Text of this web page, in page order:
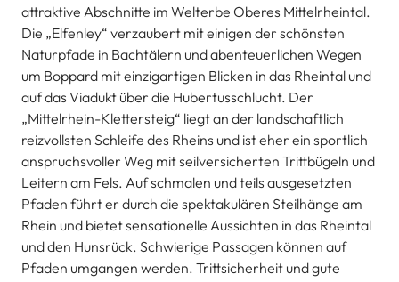
attraktive Abschnitte im Welterbe Oberes Mittelrheintal.
Die „Elfenley“ verzaubert mit einigen der schönsten
Naturpfade in Bachtälern und abenteuerlichen Wegen
um Boppard mit einzigartigen Blicken in das Rheintal und
auf das Viadukt über die Hubertusschlucht. Der
„Mittelrhein-Klettersteig“ liegt an der landschaftlich
reizvollsten Schleife des Rheins und ist eher ein sportlich
anspruchsvoller Weg mit seilversicherten Trittbügeln und
Leitern am Fels. Auf schmalen und teils ausgesetzten
Pfaden führt er durch die spektakulären Steilhänge am
Rhein und bietet sensationelle Aussichten in das Rheintal
und den Hunsrück. Schwierige Passagen können auf
Pfaden umgangen werden. Trittsicherheit und gute